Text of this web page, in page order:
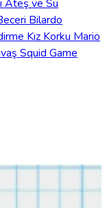
Ateş ve Su
Bilardo
Kız Korku Mario
Squid Game